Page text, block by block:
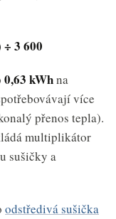
3 600
0,63 kWhna
více
přenos tepla).
multiplikátor
sušičky a
odstředivá sušička